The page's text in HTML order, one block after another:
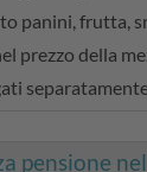
panini, frutta,
prezzo della
pensione